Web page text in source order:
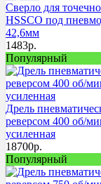
Сверло для
HSSCO под
42,6мм
1483р.
Популярный
Дрель
реверсом 400 об/
усиленная
18700р.
Популярный